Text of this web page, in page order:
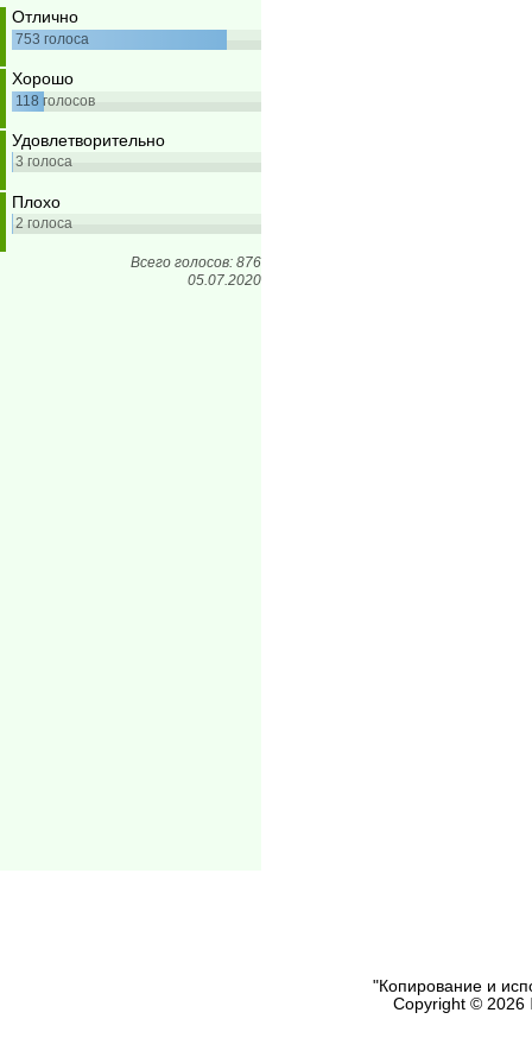
Отлично
753голоса
Хорошо
118 голосов
Удовлетворительно
3голоса
Плохо
2голоса
Всего голосов: 876
05.07.2020
"Копирование и
Copyright © 2026